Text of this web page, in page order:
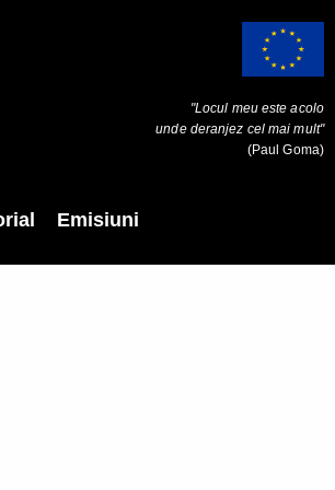
"Locul meu este acolo
unde deranjez cel mai mult"
(Paul Goma)
Emisiuni